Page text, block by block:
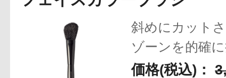
ファッション
斜めにカット
ゾーンを的確
な血色感と立
価格(税込)：